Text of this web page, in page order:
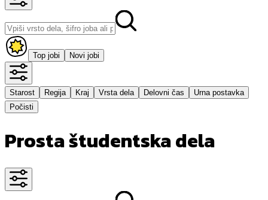
Top jobi Novi jobi
Starost Regija Kraj Vrsta dela Delovni čas
Urna postavka
Počisti
Prosta študentska dela